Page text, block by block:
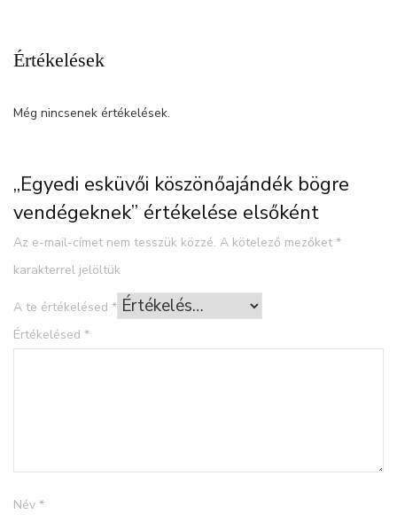
Értékelések
Még nincsenek értékelések.
„Egyedi esküvői köszönőajándék bögre
vendégeknek” értékelése elsőként
Az e-mail-címet nem tesszük közzé. A kötelező mezőket*
karakterrel jelöltük
A te értékelésed *
Értékelésed *
Név *